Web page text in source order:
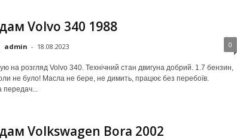
Volvo 340 1988
admin - 18.08.2023 0
на розгляд Volvo 340. Технічний стан двигуна добрий. 1.7 бензин,
не було! Масла не бере, не димить, працює без перебоїв.
передач...
Volkswagen Bora 2002